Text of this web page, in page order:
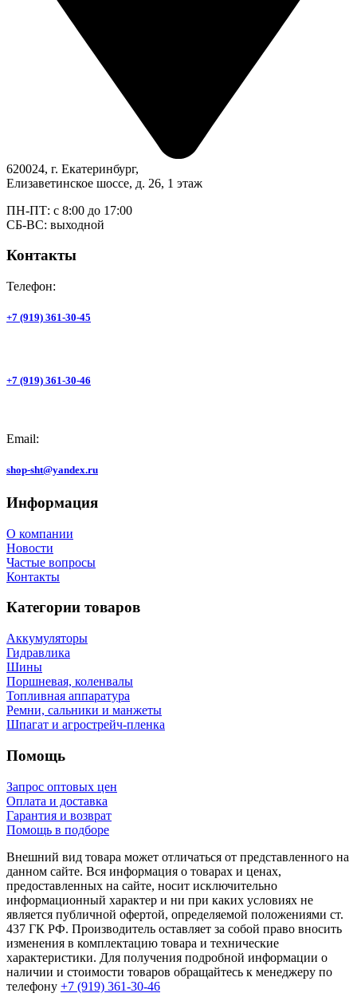
620024, г. Екатеринбург,
Елизаветинское шоссе, д. 26, 1 этаж
ПН-ПТ: с 8:00 до 17:00
СБ-ВС: выходной
Контакты
Телефон:
+7 (919) 361-30-45
+7 (919) 361-30-46
Email:
shop-sht@yandex.ru
Информация
О компании
Новости
Частые вопросы
Контакты
Категории товаров
Аккумуляторы
Гидравлика
Шины
Поршневая, коленвалы
Топливная аппаратура
Ремни, сальники и манжеты
Шпагат и агрострейч-пленка
Помощь
Запрос оптовых цен
Оплата и доставка
Гарантия и возврат
Помощь в подборе
Внешний вид товара может отличаться от представленного на
данном сайте. Вся информация о товарах и ценах,
предоставленных на сайте, носит исключительно
информационный характер и ни при каких условиях не
является публичной офертой, определяемой положениями ст.
437 ГК РФ. Производитель оставляет за собой право вносить
изменения в комплектацию товара и технические
характеристики. Для получения подробной информации о
наличии и стоимости товаров обращайтесь к менеджеру по
телефону +7 (919) 361-30-46